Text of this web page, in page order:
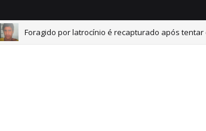
Foragido por latrocínio é recapturado após tentar